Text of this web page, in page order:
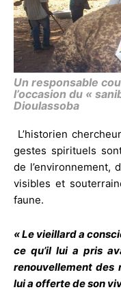
Un responsable
l’occasion du «
Dioulassoba
L’historien
gestes spirituels
de l’environnement,
visibles et
faune.
« Le vieillard a
ce qu’il lui a pris
renouvellement des
lui a offerte de son